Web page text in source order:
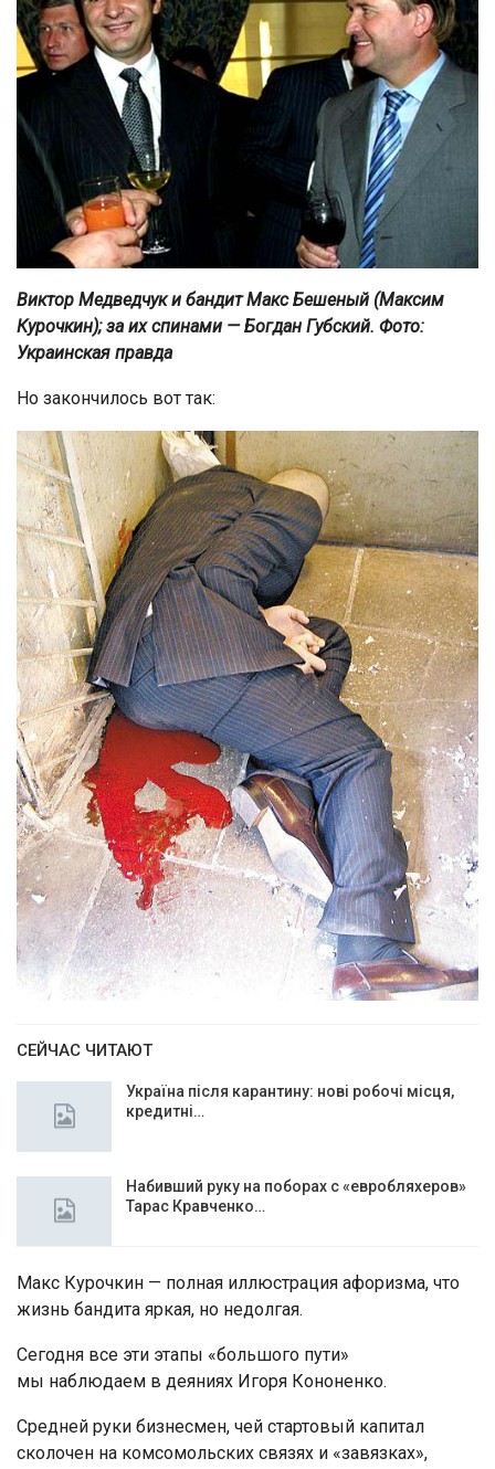
Виктор Медведчук и бандит Макс Бешеный (Максим
Курочкин); за их спинами — Богдан Губский. Фото:
Украинская правда
Но закончилось вот так:
СЕЙЧАС ЧИТАЮТ
Україна після карантину: нові робочі місця,
кредитні…
Набивший руку на поборах с «евробляхеров»
Тарас Кравченко…
Макс Курочкин — полная иллюстрация афоризма, что
жизнь бандита яркая, но недолгая.
Сегодня все эти этапы «большого пути»
мы наблюдаем в деяниях Игоря Кононенко.
Средней руки бизнесмен, чей стартовый капитал
сколочен на комсомольских связях и «завязках»,